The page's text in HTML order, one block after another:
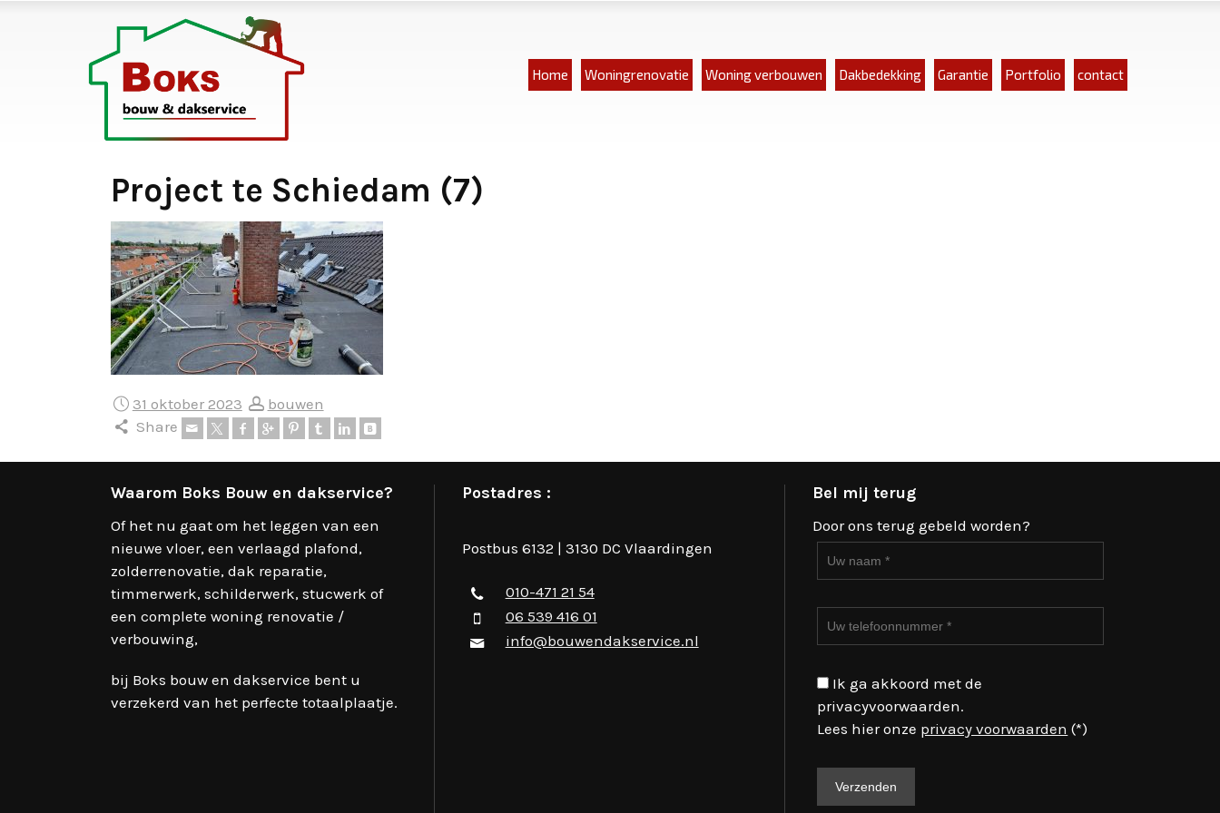
Home Woningrenovatie Woning verbouwen Dakbedekking Garantie Portfolio contact
Project te Schiedam (7)
31 oktober 2023
bouwen
Share
Waarom Boks Bouw en dakservice?
Of het nu gaat om het leggen van een
nieuwe vloer, een verlaagd plafond,
zolderrenovatie, dak reparatie,
timmerwerk, schilderwerk, stucwerk of
een complete woning renovatie /
verbouwing,
bij Boks bouw en dakservice bent u
verzekerd van het perfecte totaalplaatje.
Postadres :
Postbus 6132 | 3130 DC Vlaardingen
010-471 21 54
06 539 416 01
info@bouwendakservice.nl
Bel mij terug
Door ons terug gebeld worden?
Ik ga akkoord met de
privacyvoorwaarden.
Lees hier onze privacy voorwaarden (*)